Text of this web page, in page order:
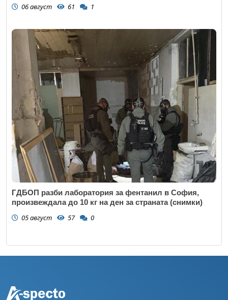
06 август 61 1
ГДБОП разби лаборатория за фентанил в София,
произвеждала до 10 кг на ден за страната (снимки)
05 август 57 0